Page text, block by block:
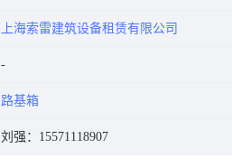
上海索雷建筑设备租赁有限公司
路基箱
刘强：15571118907